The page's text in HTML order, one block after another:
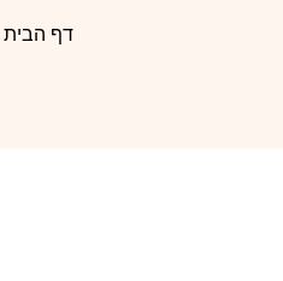
דף הבית